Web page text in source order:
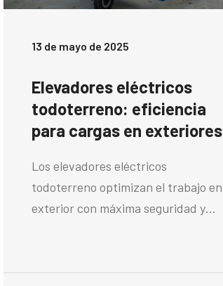
13 de mayo de 2025
Elevadores eléctricos
todoterreno: eficiencia
para cargas en exteriores
Los elevadores eléctricos
todoterreno optimizan el trabajo en
exterior con máxima seguridad y…